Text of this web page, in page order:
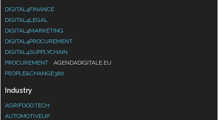
DIGITAL4FINANCE
DIGITAL4LEGAL
DIGITAL4MARKETING
DIGITAL4PROCUREMENT
DIGITAL4SUPPLYCHAIN
PROCUREMENT
AGENDADIGITALE.EU
PEOPLE&CHANGE360
Industry
AGRIFOOD.TECH
AUTOMOTIVEUP